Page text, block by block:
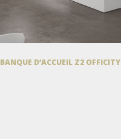
BANQUE D’ACCUEIL Z2 OFFICITY